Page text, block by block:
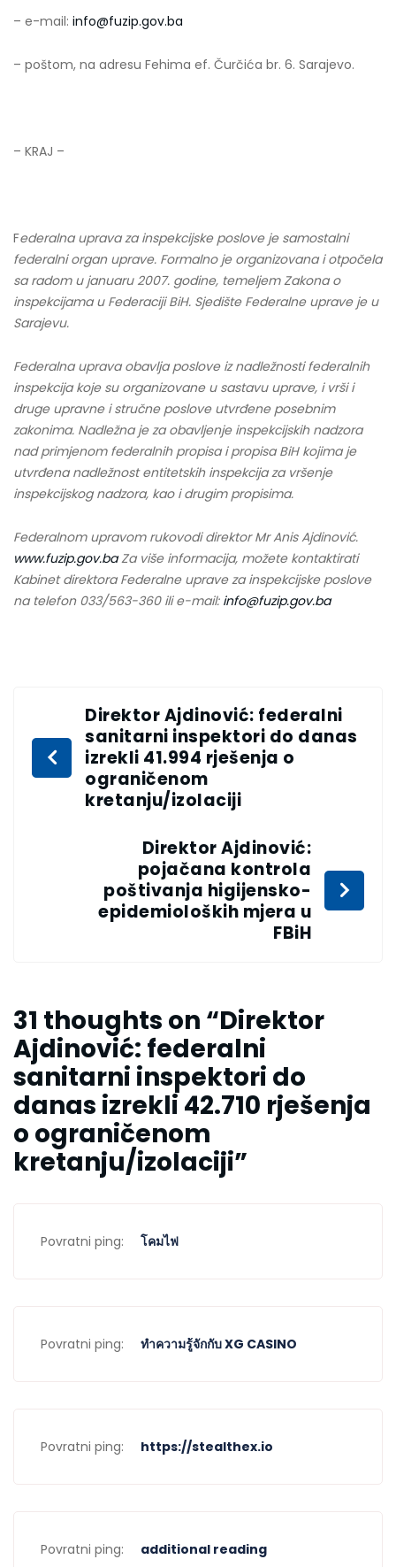
– e-mail: info@fuzip.gov.ba
– poštom, na adresu Fehima ef. Čurčića br. 6. Sarajevo.
– KRAJ –
Federalna uprava za inspekcijske poslove je samostalni
federalni organ uprave. Formalno je organizovana i otpočela
sa radom u januaru 2007. godine, temeljem Zakona o
inspekcijama u Federaciji BiH. Sjedište Federalne uprave je u
Sarajevu.
Federalna uprava obavlja poslove iz nadležnosti federalnih
inspekcija koje su organizovane u sastavu uprave, i vrši i
druge upravne i stručne poslove utvrđene posebnim
zakonima. Nadležna je za obavljenje inspekcijskih nadzora
nad primjenom federalnih propisa i propisa BiH kojima je
utvrđena nadležnost entitetskih inspekcija za vršenje
inspekcijskog nadzora, kao i drugim propisima.
Federalnom upravom rukovodi direktor Mr Anis Ajdinović.
www.fuzip.gov.ba Za više informacija, možete kontaktirati
Kabinet direktora Federalne uprave za inspekcijske poslove
na telefon 033/563-360 ili e-mail: info@fuzip.gov.ba
Direktor Ajdinović: federalni
sanitarni inspektori do danas
izrekli 41.994 rješenja o
ograničenom
kretanju/izolaciji
Direktor Ajdinović:
pojačana kontrola
poštivanja higijensko-
epidemioloških mjera u
FBiH
31 thoughts on “Direktor
Ajdinović: federalni
sanitarni inspektori do
danas izrekli 42.710 rješenja
o ograničenom
kretanju/izolaciji”
Povratni ping: โคมไฟ
Povratni ping: ทำความรู้จักกับ XG CASINO
Povratni ping: https://stealthex.io
Povratni ping: additional reading